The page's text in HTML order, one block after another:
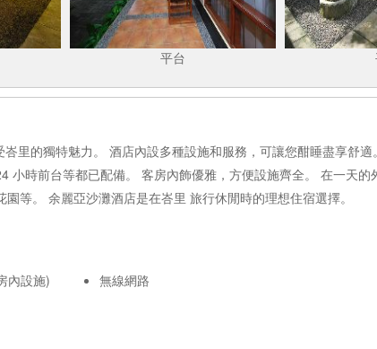
平台
里的獨特魅力。 酒店內設多種設施和服務，可讓您酣睡盡享舒
小時前台等都已配備。 客房內飾優雅，方便設施齊全。 在一天
等。 余麗亞沙灘酒店是在峇里 旅行休閒時的理想住宿選擇。
內設施)
無線網路